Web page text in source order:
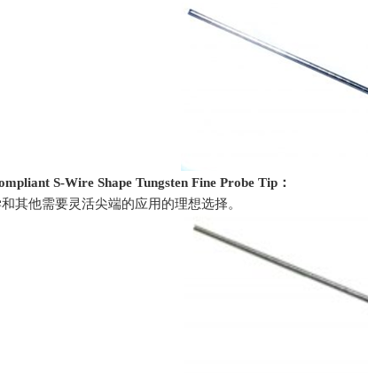
S-Wire Shape Tungsten Fine Probe Tip ：
其他需要灵活尖端的应用的理想选择。